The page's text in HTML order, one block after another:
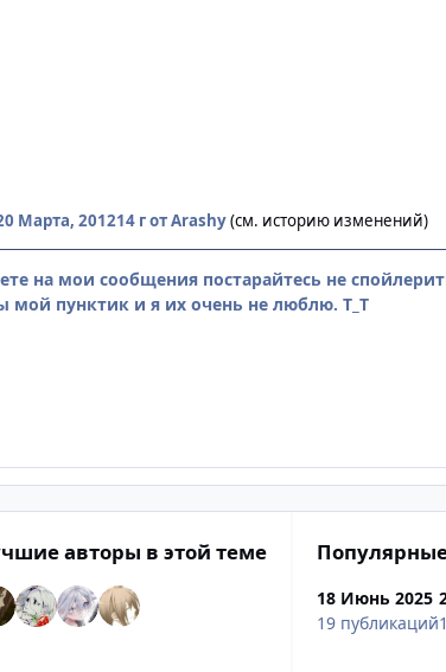
Марта, 201214 гот Arashy(см. историю изменений)
на мои сообщения постарайтесь не
мой пунктик и я их очень не люблю. Т_Т
авторы в этой теме
18 Июнь 2025
19 публикаций